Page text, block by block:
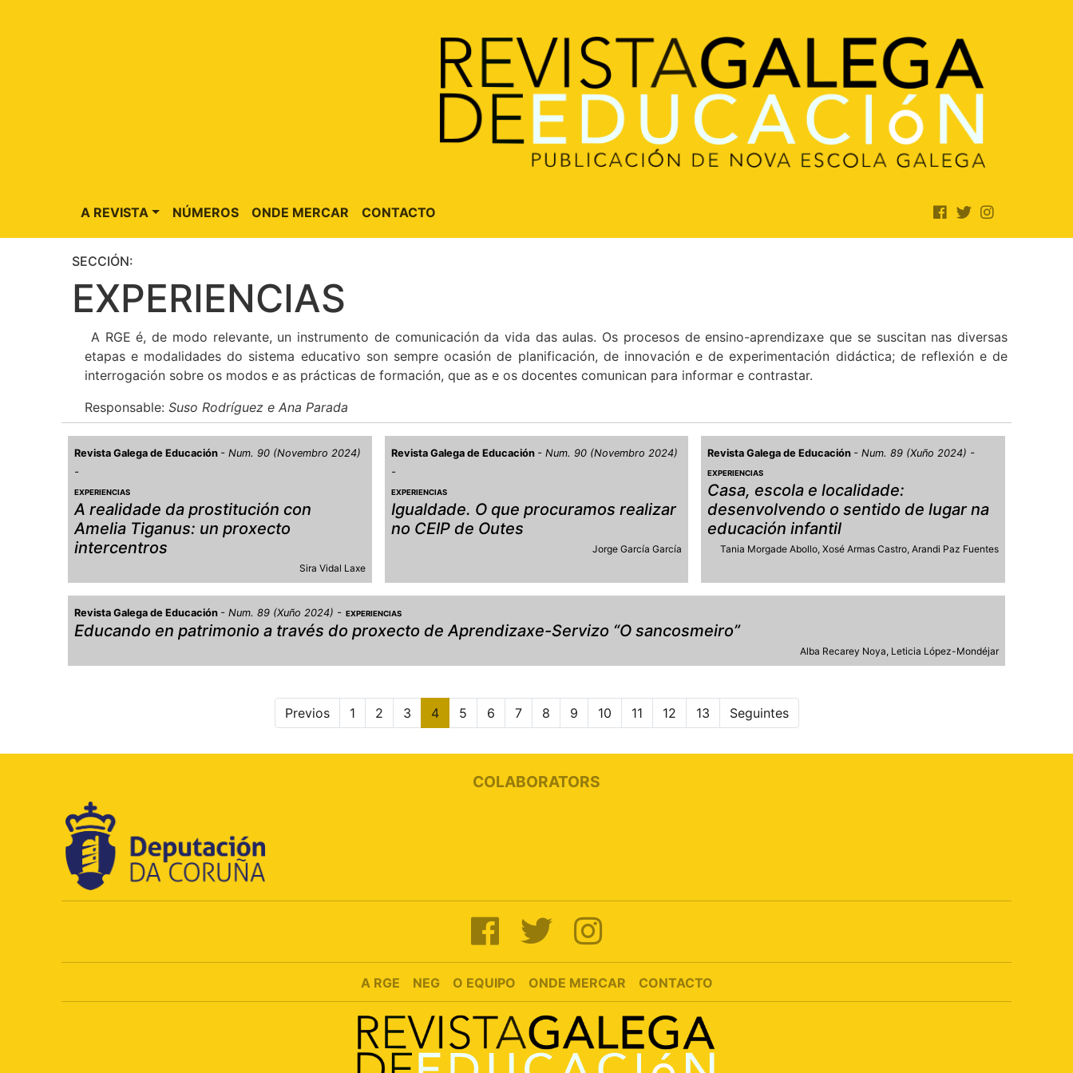
A REVISTA NÚMEROS ONDE MERCAR CONTACTO
SECCIÓN:
EXPERIENCIAS
A RGE é, de modo relevante, un instrumento de comunicación da vida das aulas. Os procesos de ensino-aprendizaxe que se suscitan nas diversas
etapas e modalidades do sistema educativo son sempre ocasión de planificación, de innovación e de experimentación didáctica; de reflexión e de
interrogación sobre os modos e as prácticas de formación, que as e os docentes comunican para informar e contrastar.
Responsable: Suso Rodríguez e Ana Parada
Revista Galega de Educación Num. 90 (Novembro 2024)
EXPERIENCIAS
A realidade da prostitución con
Amelia Tiganus: un proxecto
intercentros
Sira Vidal Laxe
Revista Galega de Educación Num. 90 (Novembro 2024)
EXPERIENCIAS
Igualdade. O que procuramos realizar
no CEIP de Outes
Jorge García García
Revista Galega de Educación Num. 89 (Xuño 2024)
EXPERIENCIAS
Casa, escola e localidade:
desenvolvendo o sentido de lugar na
educación infantil
Tania Morgade Abollo Xosé Armas Castro Arandi Paz Fuentes
Revista Galega de Educación Num. 89 (Xuño 2024) EXPERIENCIAS
Educando en patrimonio a través do proxecto de Aprendizaxe-Servizo “O sancosmeiro”
Alba Recarey Noya Leticia López-Mondéjar
Previos 1 2 3 4 5 6 7 8 9 10 11 12 13 Seguintes
COLABORATORS
A RGE NEG O EQUIPO ONDE MERCAR CONTACTO